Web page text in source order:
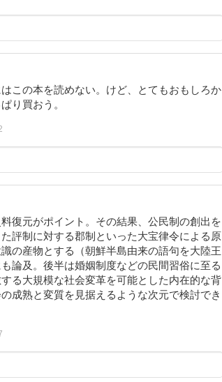
この本を読めない。けど、とてもおもしろか
り買おう。
復元がポイント。その結果、公民制の創出を
評制に対する郡制といった大宝律令による原
の産物とする（朝鮮半島由来の語句を大陸王
論及。後半は婚姻制度などの民間習俗に至る
る大規模な社会変革を可能とした内在的な背
成熟と変質を見据えるような次元で検討でき